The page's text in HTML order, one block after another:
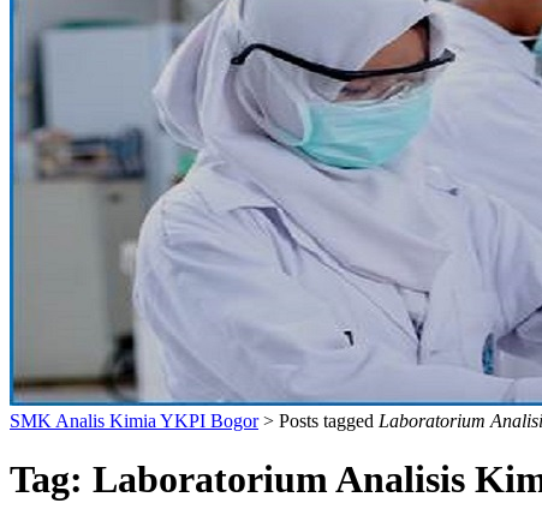
SMK Analis Kimia YKPI Bogor> Posts tagged Laboratorium
Tag: Laboratorium Analisis